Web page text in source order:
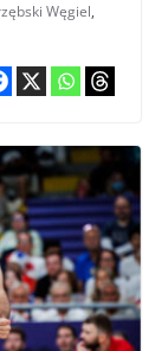
Węgiel,